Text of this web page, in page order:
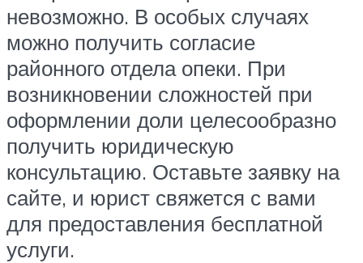
невозможно. В особых случаях
можно получить согласие
районного отдела опеки. При
возникновении сложностей при
оформлении доли целесообразно
получить юридическую
консультацию. Оставьте заявку на
сайте, и юрист свяжется с вами
для предоставления бесплатной
услуги.